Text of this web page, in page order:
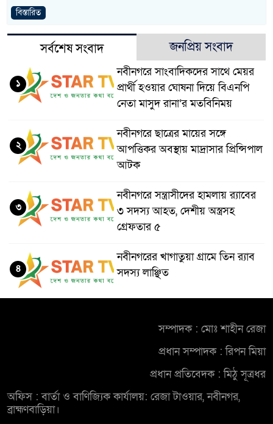
প্রধান আসামি
নবীনগরে ধান মাড়াই
নবীনগরে জনবান্ধব তিন
মান্নান
বিস্তারিত
সর্বশেষ সংবাদ জনপ্রিয় সংবাদ
নবীনগরে সাংবাদিকদের সাথে মেয়র
প্রার্থী হওয়ার ঘোষনা দিয়ে বিএনপি
নেতা মাসুদ রানা’র মতবিনিময়
১
নবীনগরে ছাত্রের মায়ের সঙ্গে
আপত্তিকর অবস্থায় মাদ্রাসার প্রিন্সিপাল
আটক
২
নবীনগরে সন্ত্রাসীদের হামলায় র‍্যাবের
৩ সদস্য আহত, দেশীয় অস্ত্রসহ
গ্রেফতার ৫
৩
নবীনগরের খাগাতুয়া গ্রামে তিন র‍্যাব
সদস্য লাঞ্ছিত
৪
মৃত্যু; হত্যা মামলায় অভিযুক্ত ছোট
নিয়োমিত অফিস করেন না নবীনগর
পৌরসভার নির্বাহী কর্মকর্তা
সম্পাদক : মোঃ শাহীন রেজা
প্রধান সম্পাদক : রিপন মিয়া
প্রধান প্রতিবেদক : মিঠু সূত্রধর
অফিস : বার্তা ও বাণিজ্যিক কার্যালয়: রেজা টাওয়ার, নবীনগর,
ব্রাহ্মণবাড়িয়া।